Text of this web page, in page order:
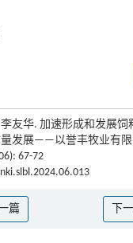
友华. 加速形成和发展饲
发展——以誉丰牧业有限
67-72
篇 下